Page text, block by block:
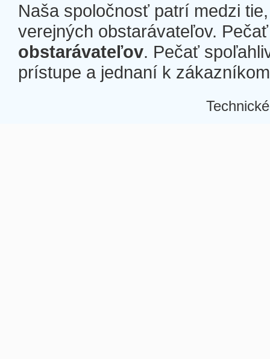
Naša spoločnosť patrí medzi
verejných obstarávateľov.
obstarávateľov. Pečať
prístupe a jednaní k